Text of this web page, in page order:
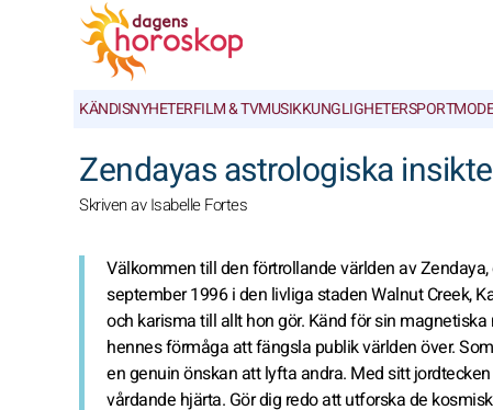
KÄNDISNYHETERFILM & TVMUSIKKUNGLIGHETERSPORTMODE
Zendayas astrologiska
Skriven av Isabelle Fortes
Välkommen till den förtrollande världen av
september 1996 i den livliga staden Walnut Creek,
och karisma till allt hon gör. Känd för sin
hennes förmåga att fängsla publik världen över.
en genuin önskan att lyfta andra. Med sitt
vårdande hjärta. Gör dig redo att utforska de